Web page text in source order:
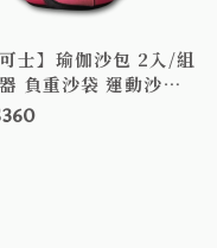
可士】瑜伽沙包 2入/組
負重沙袋 運動沙包
身 加重沙包 負重沙